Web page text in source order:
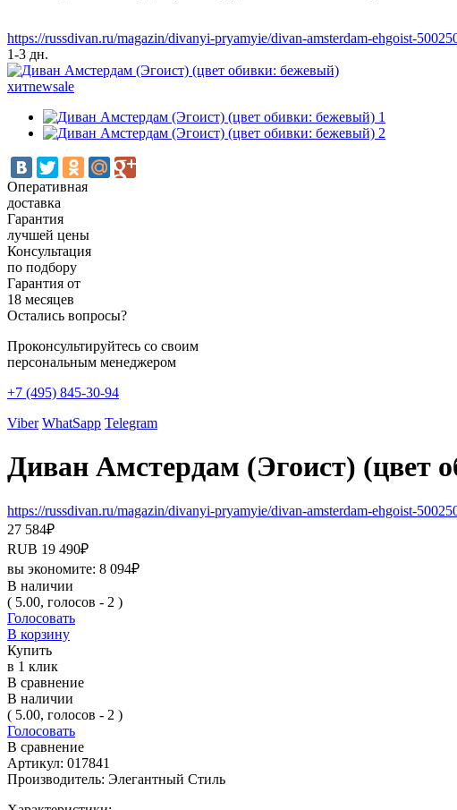
https://russdivan.ru/magazin/divanyi-pryamyie/divan-amsterdam-ehgoist-
1-3 дн.
хитnewsale
Оперативная
доставка
Гарантия
лучшей цены
Консультация
по подбору
Гарантия от
18 месяцев
Остались вопросы?
Проконсультируйтесь со своим
персональным менеджером
+7 (495) 845-30-94
Viber WhatSapp Telegram
Диван Амстердам (Эгоист) (цвет
https://russdivan.ru/magazin/divanyi-pryamyie/divan-amsterdam-ehgoist-
27 584₽
RUB 19 490₽
вы экономите: 8 094₽
В наличии
( 5.00, голосов - 2 )
Голосовать
В корзину
Купить
в 1 клик
В сравнение
В наличии
( 5.00, голосов - 2 )
Голосовать
В сравнение
Артикул: 017841
Производитель: Элегантный Стиль